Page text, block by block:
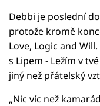
Debbi je poslední
protože kromě
Love, Logic and
s Lipem - Ležím v
jiný než přátelský
„Nic víc než